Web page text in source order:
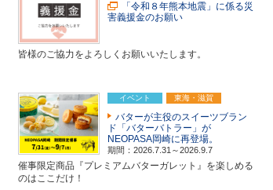
「令和８年熊本地震」に係る災
害義援金のお願い
皆様のご協力をよろしくお願いいたします。
イベント 東海・滋賀
バターが主役のスイーツブラン
ド「バターバトラー」が
NEOPASA岡崎に再登場。
期間：2026.7.31～2026.9.7
催事限定商品『プレミアムバターガレット』を楽しめる
のはここだけ！